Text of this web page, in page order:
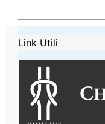
Link Utili